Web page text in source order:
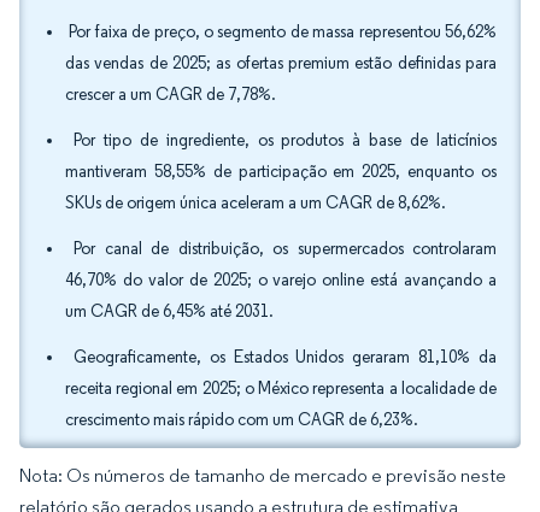
Por faixa de preço, o segmento de massa representou 56,62%
das vendas de 2025; as ofertas premium estão definidas para
crescer a um CAGR de 7,78%.
Por tipo de ingrediente, os produtos à base de laticínios
mantiveram 58,55% de participação em 2025, enquanto os
SKUs de origem única aceleram a um CAGR de 8,62%.
Por canal de distribuição, os supermercados controlaram
46,70% do valor de 2025; o varejo online está avançando a
um CAGR de 6,45% até 2031.
Geograficamente, os Estados Unidos geraram 81,10% da
receita regional em 2025; o México representa a localidade de
crescimento mais rápido com um CAGR de 6,23%.
Nota: Os números de tamanho de mercado e previsão neste
relatório são gerados usando a estrutura de estimativa